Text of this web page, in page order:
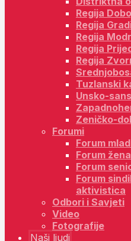
Regija
Regija
Regija
Regija
Regija
Tuzlanski
Unsko-
Zeničko-
Forumi
Forum
Forum žena
Forum
Forum
aktivistica
Odbori i Savjeti
Video
Fotografije
Naši ljudi